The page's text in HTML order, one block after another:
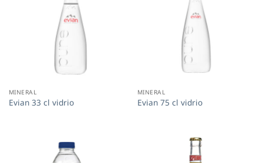
MINERAL
Evian 33 cl vidrio
MINERAL
Evian 75 cl vidrio